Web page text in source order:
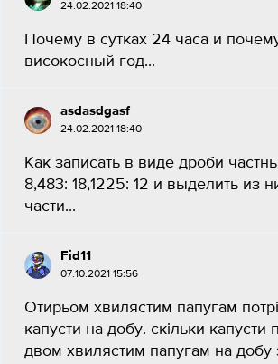
24.02.2021 18:40
Почему в сутках 24 часа и
високосный год...
asdasdgasf
24.02.2021 18:40
Как записать в виде дроби
8,483: 18,1225: 12 и выделить из
части...
Fid11
07.10.2021 15:56
Отирьом хвилястим папугам
капусти на добу. скільки капусти
двом хвилястим папугам на добу